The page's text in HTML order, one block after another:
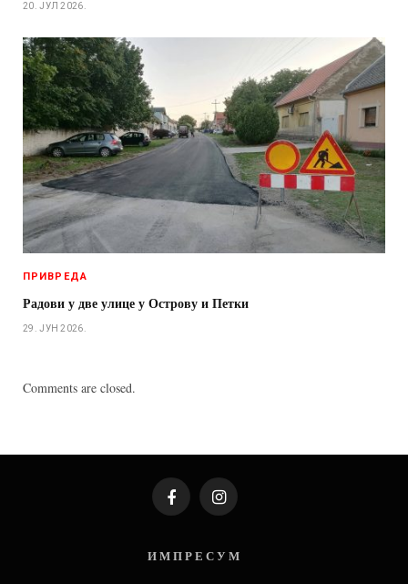
20. ЈУЛ 2026.
ПРИВРЕДА
Радови у две улице у Острову и Петки
29. ЈУН 2026.
Comments are closed.
FacebookInstagram
И М П Р Е С У М